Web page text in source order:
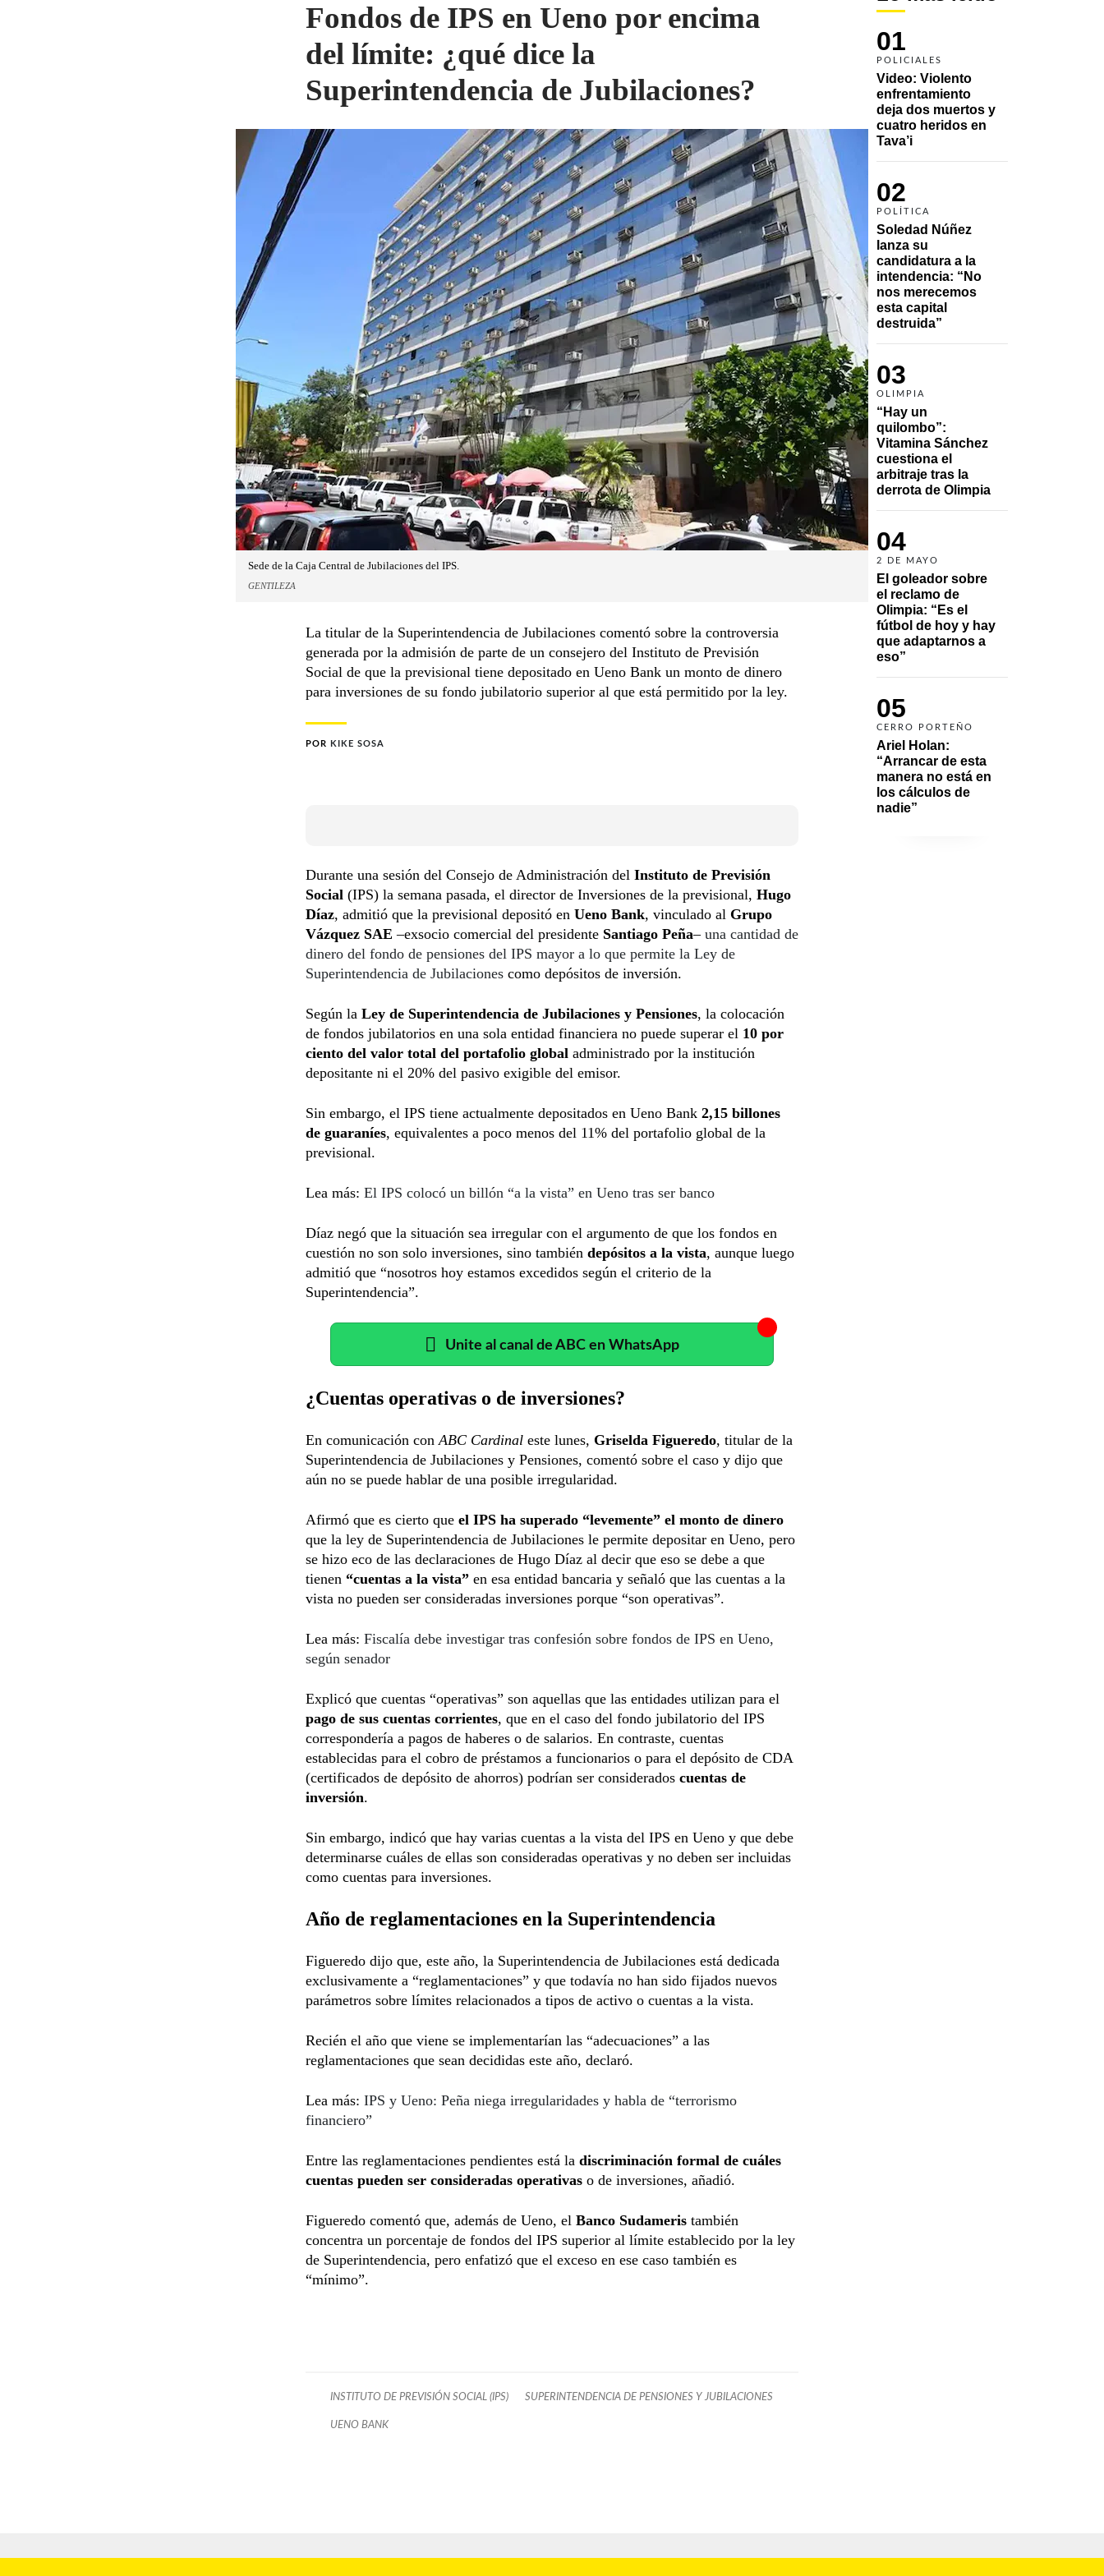
01
POLICIALES
Video: Violento
enfrentamiento
deja dos muertos y
cuatro heridos en
Tava’i
02
POLÍTICA
Soledad Núñez
lanza su
candidatura a la
intendencia: “No
nos merecemos
esta capital
destruida”
03
OLIMPIA
“Hay un
quilombo”:
Vitamina Sánchez
cuestiona el
arbitraje tras la
derrota de Olimpia
04
2 DE MAYO
El goleador sobre
el reclamo de
Olimpia: “Es el
fútbol de hoy y hay
que adaptarnos a
eso”
05
CERRO PORTEÑO
Ariel Holan:
“Arrancar de esta
manera no está en
los cálculos de
nadie”
Fondos de IPS en Ueno por encima
del límite: ¿qué dice la
Superintendencia de Jubilaciones?
Sede de la Caja Central de Jubilaciones del IPS.
GENTILEZA
La titular de la Superintendencia de Jubilaciones comentó sobre la controversia
generada por la admisión de parte de un consejero del Instituto de Previsión
Social de que la previsional tiene depositado en Ueno Bank un monto de dinero
para inversiones de su fondo jubilatorio superior al que está permitido por la ley.
POR KIKE SOSA
Durante una sesión del Consejo de Administración del Instituto de Previsión
Social (IPS) la semana pasada, el director de Inversiones de la previsional, Hugo
Díaz, admitió que la previsional depositó en Ueno Bank, vinculado al Grupo
Vázquez SAE –exsocio comercial del presidente Santiago Peña– una cantidad de
dinero del fondo de pensiones del IPS mayor a lo que permite la Ley de
Superintendencia de Jubilaciones como depósitos de inversión.
Según la Ley de Superintendencia de Jubilaciones y Pensiones, la colocación
de fondos jubilatorios en una sola entidad financiera no puede superar el 10 por
ciento del valor total del portafolio global administrado por la institución
depositante ni el 20% del pasivo exigible del emisor.
Sin embargo, el IPS tiene actualmente depositados en Ueno Bank 2,15 billones
de guaraníes, equivalentes a poco menos del 11% del portafolio global de la
previsional.
Lea más: El IPS colocó un billón “a la vista” en Ueno tras ser banco
Díaz negó que la situación sea irregular con el argumento de que los fondos en
cuestión no son solo inversiones, sino también depósitos a la vista, aunque luego
admitió que “nosotros hoy estamos excedidos según el criterio de la
Superintendencia”.
Unite al canal de ABC en WhatsApp
¿Cuentas operativas o de inversiones?
En comunicación con ABC Cardinal este lunes, Griselda Figueredo, titular de la
Superintendencia de Jubilaciones y Pensiones, comentó sobre el caso y dijo que
aún no se puede hablar de una posible irregularidad.
Afirmó que es cierto que el IPS ha superado “levemente” el monto de dinero
que la ley de Superintendencia de Jubilaciones le permite depositar en Ueno, pero
se hizo eco de las declaraciones de Hugo Díaz al decir que eso se debe a que
tienen “cuentas a la vista” en esa entidad bancaria y señaló que las cuentas a la
vista no pueden ser consideradas inversiones porque “son operativas”.
Lea más: Fiscalía debe investigar tras confesión sobre fondos de IPS en Ueno,
según senador
Explicó que cuentas “operativas” son aquellas que las entidades utilizan para el
pago de sus cuentas corrientes, que en el caso del fondo jubilatorio del IPS
correspondería a pagos de haberes o de salarios. En contraste, cuentas
establecidas para el cobro de préstamos a funcionarios o para el depósito de CDA
(certificados de depósito de ahorros) podrían ser considerados cuentas de
inversión.
Sin embargo, indicó que hay varias cuentas a la vista del IPS en Ueno y que debe
determinarse cuáles de ellas son consideradas operativas y no deben ser incluidas
como cuentas para inversiones.
Año de reglamentaciones en la Superintendencia
Figueredo dijo que, este año, la Superintendencia de Jubilaciones está dedicada
exclusivamente a “reglamentaciones” y que todavía no han sido fijados nuevos
parámetros sobre límites relacionados a tipos de activo o cuentas a la vista.
Recién el año que viene se implementarían las “adecuaciones” a las
reglamentaciones que sean decididas este año, declaró.
Lea más: IPS y Ueno: Peña niega irregularidades y habla de “terrorismo
financiero”
Entre las reglamentaciones pendientes está la discriminación formal de cuáles
cuentas pueden ser consideradas operativas o de inversiones, añadió.
Figueredo comentó que, además de Ueno, el Banco Sudameris también
concentra un porcentaje de fondos del IPS superior al límite establecido por la ley
de Superintendencia, pero enfatizó que el exceso en ese caso también es
“mínimo”.
INSTITUTO DE PREVISIÓN SOCIAL (IPS) SUPERINTENDENCIA DE PENSIONES Y JUBILACIONES
UENO BANK